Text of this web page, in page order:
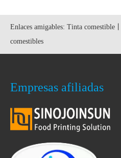
Enlaces amigables: Tinta comestible
comestibles
Empresas afiliadas